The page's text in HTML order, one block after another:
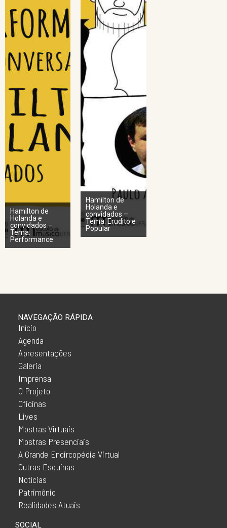
Hamilton de
Holanda e
convidados –
Tema:
Performance
Hamilton de
Holanda e
convidados –
Tema: Erudito e
Popular
Início
Agenda
Apresentações
Galeria
Imprensa
O Projeto
Oficinas
Lives
Mostras Virtuais
Mostras Presenciais
A Grande Encircopédia Virtual
Outras Esquinas
Notícias
Patrimônio
Realidades Atuais
NAVEGAÇÃO RÁPIDA
SOCIAL